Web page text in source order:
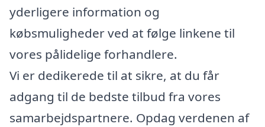
yderligere information og
købsmuligheder ved at følge linkene til
vores pålidelige forhandlere.
Vi er dedikerede til at sikre, at du får
adgang til de bedste tilbud fra vores
samarbejdspartnere. Opdag verdenen af